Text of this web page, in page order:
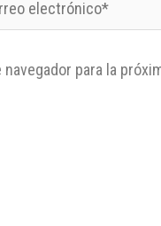
para la